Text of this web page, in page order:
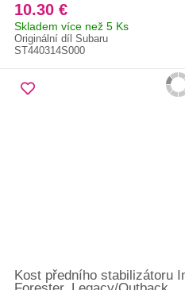
10.30 €
Skladem více než 5 Ks
Originální díl Subaru
ST440314S000
Kost předního stabilizátoru